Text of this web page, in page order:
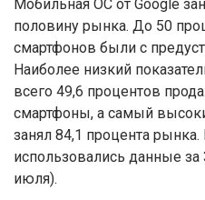
Мобильная ОС от Google
половину рынка. До 50
смартфонов были с
Наиболее низкий
всего 49,6 процентов
смартфоны, а самый
занял 84,1 процента
использовались данные
июля).